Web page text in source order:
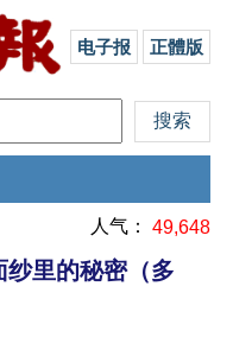
电子报 正體版
人气： 49,648
纱里的秘密（多